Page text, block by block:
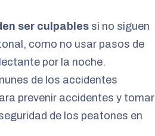
ser culpables si no siguen
como no usar pasos de
por la noche.
de los accidentes
prevenir accidentes y tomar
de los peatones en